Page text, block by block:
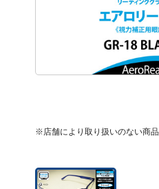
※店舗により取り扱いのない商品